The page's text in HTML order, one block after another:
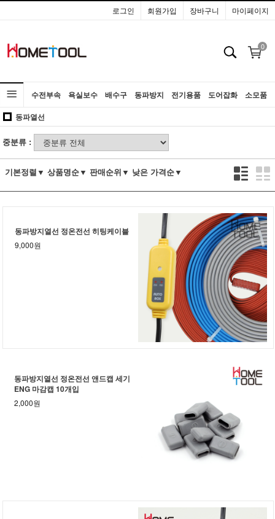
로그인 회원가입 장바구니 마이페이지
0
수전부속 욕실보수 배수구 동파방지 전기용품 도어잡화 소모품
공구동파열선
중분류 :
기본정렬▼ 상품명순▼ 판매순위▼ 낮은 가격순▼
동파방지열선 정온전선 히팅케이블
9,000원
동파방지열선 정온전선 앤드캡 세기
ENG 마감캡 10개입
2,000원